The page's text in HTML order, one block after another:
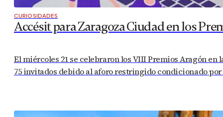
CURIOSIDADES
Accésit para Zaragoza Ciudad en los
El miércoles 21 se celebraron los VIII Premios Aragón
75 invitados debido al aforo restringido condicionado